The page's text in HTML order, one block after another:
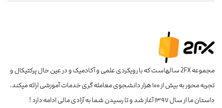
مجموعه 2FX سالهاست که با رویکردی علمی و آکادمیک و در عین حال پرکتیکال و
تجربه محور به بیش از ۱۰۰ هزار دانشجوی معامله گری خدمات آموزشی ارائه میکند.
داستان ما از سال ۱۳۹۷ آغاز شد و تا رسیدن شما به آزادی مالی ادامه دارد !